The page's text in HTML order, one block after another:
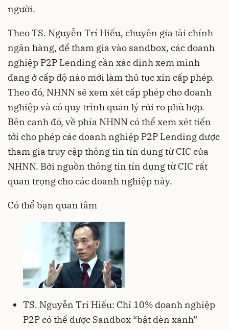
người.
Theo TS. Nguyễn Trí Hiếu, chuyên gia tài chính
ngân hàng, để tham gia vào sandbox, các doanh
nghiệp P2P Lending cần xác định xem mình
đang ở cấp độ nào mới làm thủ tục xin cấp phép.
Theo đó, NHNN sẽ xem xét cấp phép cho doanh
nghiệp và có quy trình quản lý rủi ro phù hợp.
Bên cạnh đó, về phía NHNN có thể xem xét tiến
tới cho phép các doanh nghiệp P2P Lending được
tham gia truy cập thông tin tín dụng từ CIC của
NHNN. Bởi nguồn thông tin tín dụng từ CIC rất
quan trọng cho các doanh nghiệp này.
Có thể bạn quan tâm
TS. Nguyễn Trí Hiếu: Chỉ 10% doanh nghiệp
P2P có thể được Sandbox “bật đèn xanh”